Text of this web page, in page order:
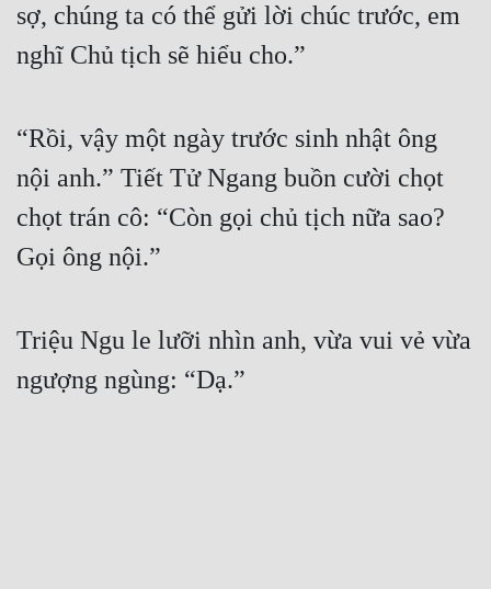
sợ, chúng ta có thể gửi lời chúc trước, em
nghĩ Chủ tịch sẽ hiểu cho.”
“Rồi, vậy một ngày trước sinh nhật ông
nội anh.” Tiết Tử Ngang buồn cười chọt
chọt trán cô: “Còn gọi chủ tịch nữa sao?
Gọi ông nội.”
Triệu Ngu le lưỡi nhìn anh, vừa vui vẻ vừa
ngượng ngùng: “Dạ.”